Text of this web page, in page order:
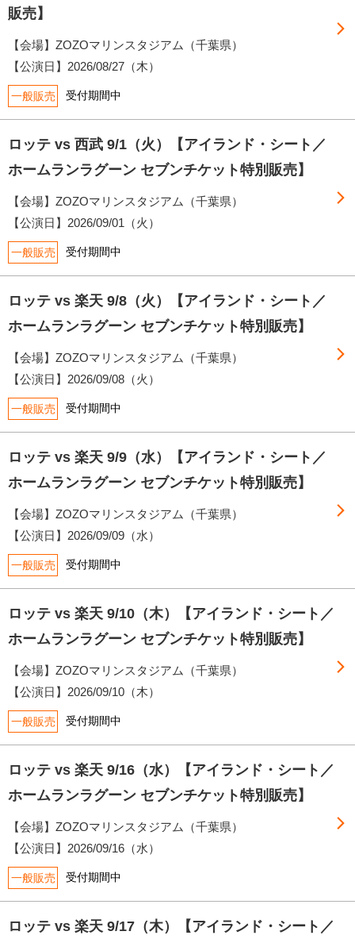
販売】
【会場】ZOZOマリンスタジアム（千葉県）
【公演日】 2026/08/27（木）
一般販売 受付期間中
ロッテ vs 西武 9/1（火）【アイランド・シート／
ホームランラグーン セブンチケット特別販売】
【会場】ZOZOマリンスタジアム（千葉県）
【公演日】 2026/09/01（火）
一般販売 受付期間中
ロッテ vs 楽天 9/8（火）【アイランド・シート／
ホームランラグーン セブンチケット特別販売】
【会場】ZOZOマリンスタジアム（千葉県）
【公演日】 2026/09/08（火）
一般販売 受付期間中
ロッテ vs 楽天 9/9（水）【アイランド・シート／
ホームランラグーン セブンチケット特別販売】
【会場】ZOZOマリンスタジアム（千葉県）
【公演日】 2026/09/09（水）
一般販売 受付期間中
ロッテ vs 楽天 9/10（木）【アイランド・シート／
ホームランラグーン セブンチケット特別販売】
【会場】ZOZOマリンスタジアム（千葉県）
【公演日】 2026/09/10（木）
一般販売 受付期間中
ロッテ vs 楽天 9/16（水）【アイランド・シート／
ホームランラグーン セブンチケット特別販売】
【会場】ZOZOマリンスタジアム（千葉県）
【公演日】 2026/09/16（水）
一般販売 受付期間中
ロッテ vs 楽天 9/17（木）【アイランド・シート／